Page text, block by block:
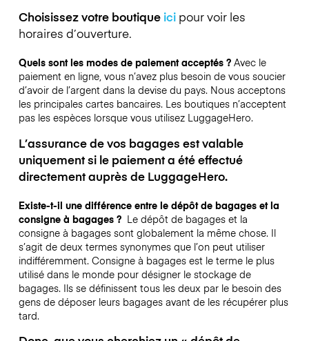
Choisissez votre boutique icipour voir les
horaires d’ouverture.
Quels sont les modes de paiement acceptés ? Avec le
paiement en ligne, vous n’avez plus besoin de vous soucier
d’avoir de l’argent dans la devise du pays. Nous acceptons
les principales cartes bancaires. Les boutiques n’acceptent
pas les espèces lorsque vous utilisez LuggageHero.
L’assurance de vos bagages est valable
uniquement si le paiement a été effectué
directement auprès de LuggageHero.
Existe-t-il une différence entre le dépôt de bagages et la
consigne à bagages ? Le dépôt de bagages et la
consigne à bagages sont globalement la même chose. Il
s’agit de deux termes synonymes que l’on peut utiliser
indifféremment. Consigne à bagages est le terme le plus
utilisé dans le monde pour désigner le stockage de
bagages. Ils se définissent tous les deux par le besoin des
gens de déposer leurs bagages avant de les récupérer plus
tard.